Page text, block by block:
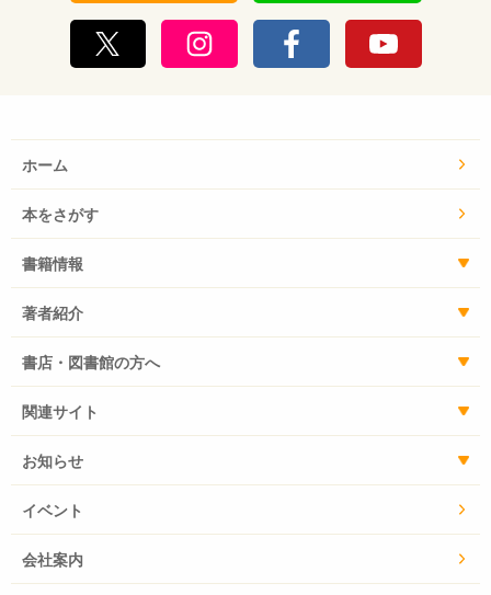
ホーム
本をさがす
書籍情報
著者紹介
書店・図書館の方へ
関連サイト
お知らせ
イベント
会社案内